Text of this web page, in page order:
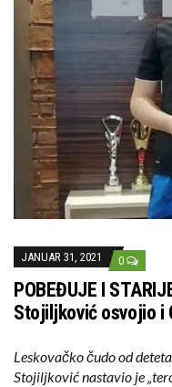
JANUAR 31, 2021 0
POBEĐUJE I
Stojiljković osvojio i
Leskovačko čudo od
Stojiljković nastavio je